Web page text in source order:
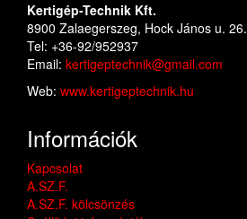
Kertigép-Technik Kft.
8900 Zalaegerszeg, Hock János u. 26.
Tel: +36-92/952937
Email: kertigeptechnik@gmail.com
Web: www.kertigeptechnik.hu
Információk
Kapcsolat
A.SZ.F.
A.SZ.F. kölcsönzés